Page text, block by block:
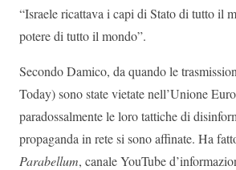
“Israele ricattava i capi di Stato di tutto il
potere di tutto il mondo”.
Secondo Damico, da quando le
Today) sono state vietate nell’Unione
paradossalmente le loro tattiche di
propaganda in rete si sono affinate. Ha
Parabellum, canale YouTube